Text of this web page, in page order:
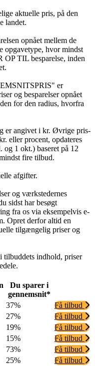
aktuelle pris, på den
landet.
opnået mellem de
opgavetype, hvor mindst
OP TIL besparelse, inden
er
og besparelser opnået
for den radius, hvorfra
er angivet i kr. Øvrige pris-
eller procent, opdateres
og 1 okt.) baseret på 12
fire tilbud.
afgifter.
og værkstedernes
sidst har besøgt
fra os via eksempelvis e-
Opret derfor altid en
tilgængelig priser og
tilbuddets indhold, priser
Du sparer i
gennemsnit*
37%
Få tilbud
27%
Få tilbud
19%
Få tilbud
15%
Få tilbud
73%
Få tilbud
25%
Få tilbud